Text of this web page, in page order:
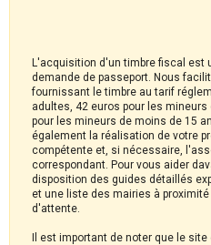
L'acquisition d'un timbre fiscal est
demande de passeport. Nous
fournissant le timbre au tarif
adultes, 42 euros pour les
pour les mineurs de moins de 15
également la réalisation de votre
compétente et, si nécessaire,
correspondant. Pour vous aider
disposition des guides détaillés
et une liste des mairies à
d'attente.
Il est important de noter que le